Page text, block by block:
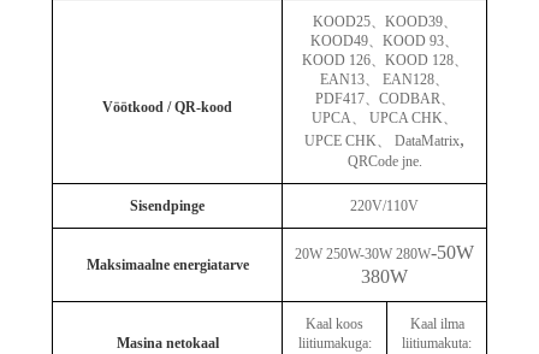
Vöötkood / QR-kood
KOOD25、 KOOD39、
KOOD49、 KOOD 93、
KOOD 126、 KOOD 128、
EAN13、 EAN128、
PDF417、 CODBAR、
UPCA、 UPCA CHK、
UPCE CHK、 DataMatrix,
QRCode jne.
Sisendpinge 220V/110V
Maksimaalne energiatarve
20W 250W-30W 280W-50W
380W
Masina netokaal
Kaal koos
liitiumakuga:
Kaal ilma
liitiumakuta: